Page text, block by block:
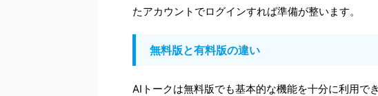
たアカウントでログインすれば準備が整います。
無料版と有料版の違い
AIトークは無料版でも基本的な機能を十分に利用で